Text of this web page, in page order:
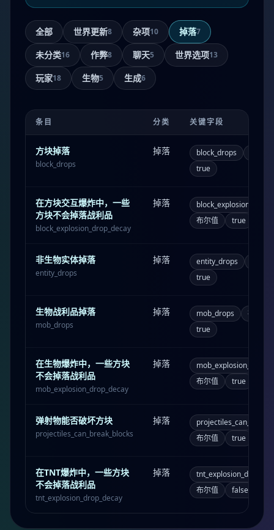
全部 世界更新8 杂项10 掉落7
未分类16 作弊8 聊天5 世界选项13
玩家18 生物5 生成6
条目 分类 关键字段
方块掉落
block_drops
掉落 block_drops
true
在方块交互爆炸中，一些
方块不会掉落战利品
block_explosion_drop_decay
掉落
布尔值
true
非生物实体掉落
entity_drops
掉落 entity_drops
true
生物战利品掉落
mob_drops
掉落 mob_drops
布尔值
true
在生物爆炸中，一些方块
不会掉落战利品
mob_explosion_drop_decay
掉落
布尔值
true
弹射物能否破坏方块
projectiles_can_break_blocks
掉落
布尔值
true
在TNT爆炸中，一些方块
不会掉落战利品
tnt_explosion_drop_decay
掉落
布尔值
false